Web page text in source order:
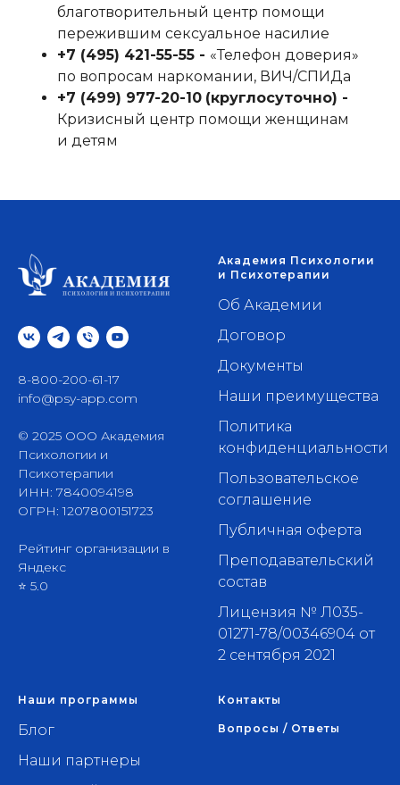
благотворительный центр помощи
пережившим сексуальное насилие
+7 (495) 421-55-55‬ - «Телефон доверия»
по вопросам наркомании, ВИЧ/СПИДа
+7 (499) 977-20-10 (круглосуточно) -
Кризисный центр помощи женщинам
и детям
8-800-200-61-17
info@psy-app.com
© 2025 ООО Академия
Психологии и
Психотерапии
ИНН: 7840094198
ОГРН: 1207800151723
Рейтинг организации в
Яндекс
⭐ 5.0
Академия Психологии
и Психотерапии
Об Академии
Договор
Документы
Наши преимущества
Политика
конфиденциальности
Пользовательское
соглашение
Публичная оферта
Преподавательский
состав
Лицензия № Л035-
01271-78/00346904 от
2 сентября 2021
Наши программы
Блог
Наши партнеры
Контакты
Вопросы / Ответы